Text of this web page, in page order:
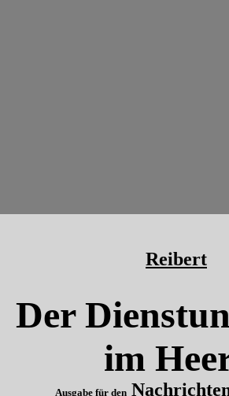
Reibert
Der
im
Ausgabe für den